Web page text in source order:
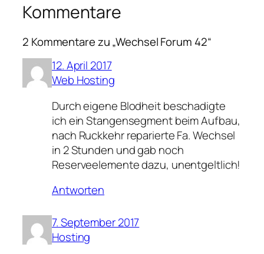
Kommentare
2 Kommentare zu „Wechsel Forum 42“
12. April 2017
Web Hosting
Durch eigene Blodheit beschadigte
ich ein Stangensegment beim Aufbau,
nach Ruckkehr reparierte Fa. Wechsel
in 2 Stunden und gab noch
Reserveelemente dazu, unentgeltlich!
Antworten
7. September 2017
Hosting